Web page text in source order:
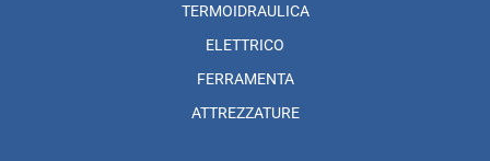
TERMOIDRAULICA
ELETTRICO
FERRAMENTA
ATTREZZATURE